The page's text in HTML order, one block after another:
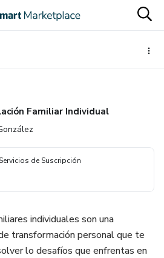
Familiar Individual
de Suscripción
individuales son una
transformación personal que te
lo desafíos que enfrentas en